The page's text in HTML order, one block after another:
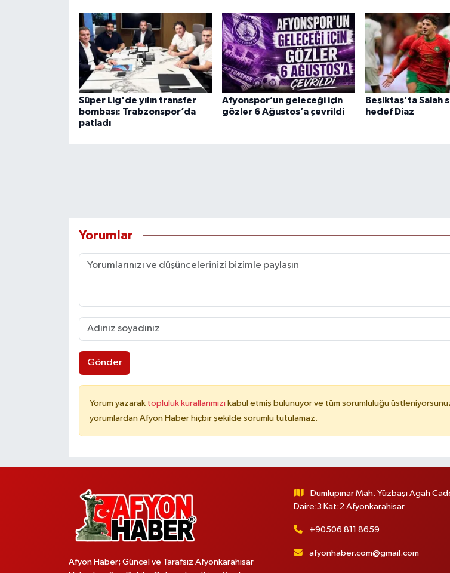
Süper Lig'de yılın transfer
bombası: Trabzonspor’da
patladı
Afyonspor’un geleceği için
gözler 6 Ağustos’a çevrildi
Beşiktaş’ta Salah
hedef Diaz
Yorumlar
Gönder
Yorum yazarak topluluk kurallarımızı kabul etmiş bulunuyor ve tüm sorumluluğu
yorumlardan Afyon Haber hiçbir şekilde sorumlu tutulamaz.
Afyon Haber; Güncel ve Tarafsız Afyonkarahisar
Dumlupınar Mah. Yüzbaşı Agah
Daire:3 Kat:2 Afyonkarahisar
+90506 811 8659
afyonhaber.com@gmail.com